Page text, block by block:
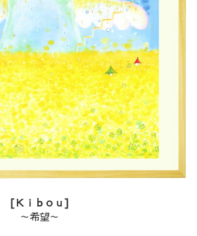
[Ｋｉｂｏｕ]
～希望～